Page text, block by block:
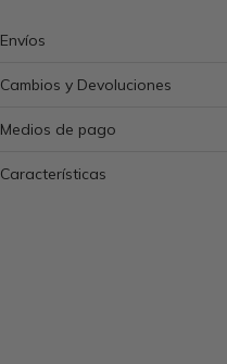
Envíos
Cambios y Devoluciones
Medios de pago
Características